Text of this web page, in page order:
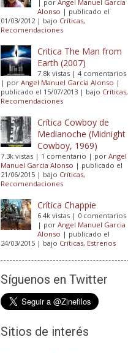
| porAngel Manuel Garcia
Alonso | publicado el
01/03/2012| bajo Críticas,
Recomendaciones
Critica The Man from
Earth (2007)
7.8k vistas |4 comentarios
| porAngel Manuel Garcia Alonso |
publicado el 15/07/2013 | bajo Críticas,
Recomendaciones
Crítica Cowboy de
Medianoche (Midnight
Cowboy, 1969)
7.3k vistas | 1 comentario | porAngel
Manuel Garcia Alonso | publicado el
21/06/2015 | bajo Críticas,
Recomendaciones
Crítica Chappie
6.4k vistas | 0 comentarios
| porAngel Manuel Garcia
Alonso | publicado el
24/03/2015 | bajo Críticas, Estrenos
Síguenos en Twitter
Sitios de interés